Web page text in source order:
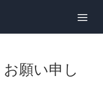
お願い申し